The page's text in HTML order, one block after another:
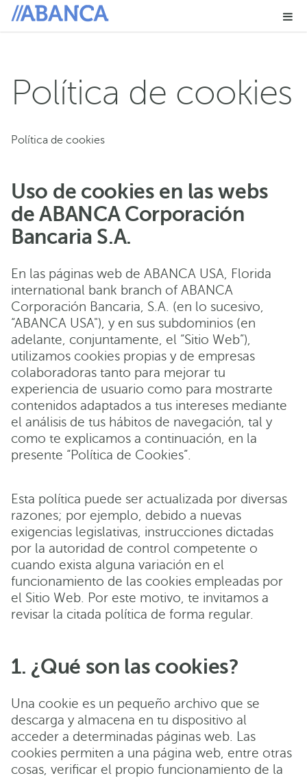
Política de cookies
Política de cookies
Uso de cookies en las webs
de ABANCA Corporación
Bancaria S.A.
En las páginas web de ABANCA USA, Florida
international bank branch of ABANCA
Corporación Bancaria, S.A. (en lo sucesivo,
“ABANCA USA"), y en sus subdominios (en
adelante, conjuntamente, el “Sitio Web”),
utilizamos cookies propias y de empresas
colaboradoras tanto para mejorar tu
experiencia de usuario como para mostrarte
contenidos adaptados a tus intereses mediante
el análisis de tus hábitos de navegación, tal y
como te explicamos a continuación, en la
presente “Política de Cookies”.
Esta política puede ser actualizada por diversas
razones; por ejemplo, debido a nuevas
exigencias legislativas, instrucciones dictadas
por la autoridad de control competente o
cuando exista alguna variación en el
funcionamiento de las cookies empleadas por
el Sitio Web. Por este motivo, te invitamos a
revisar la citada política de forma regular.
1. ¿Qué son las cookies?
Una cookie es un pequeño archivo que se
descarga y almacena en tu dispositivo al
acceder a determinadas páginas web. Las
cookies permiten a una página web, entre otras
cosas, verificar el propio funcionamiento de la